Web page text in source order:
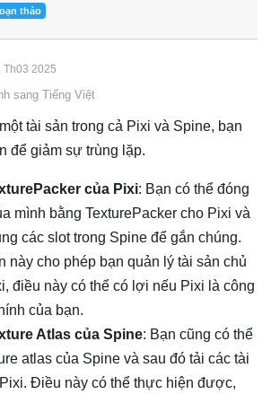
thảo
Th03 2025
sang Tiếng Việt
tài sản trong cả Pixi và Spine, bạn
để giảm sự trùng lặp.
của Pixi: Bạn có thể đóng
mình bằng TexturePacker cho Pixi và
các slot trong Spine để gắn chúng.
này cho phép bạn quản lý tài sản chủ
điều này có thể có lợi nếu Pixi là công
của bạn.
Atlas của Spine: Bạn cũng có thể
atlas của Spine và sau đó tải các tài
Điều này có thể thực hiện được,